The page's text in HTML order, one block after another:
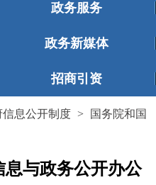
政务服务
政务新媒体
招商引资
信息公开制度 >
国务院和国
息与政务公开办公